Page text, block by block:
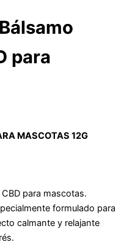
para
MASCOTAS 12G
para mascotas.
formulado para
calmante y relajante